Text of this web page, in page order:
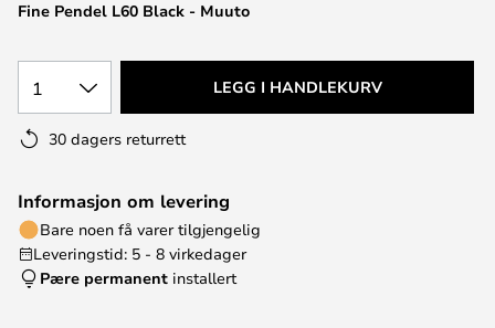
Fine Pendel L60 Black - Muuto
1 LEGG I HANDLEKURV
30 dagers returrett
Informasjon om levering
Bare noen få varer tilgjengelig
Leveringstid: 5 - 8 virkedager
Pære permanent installert